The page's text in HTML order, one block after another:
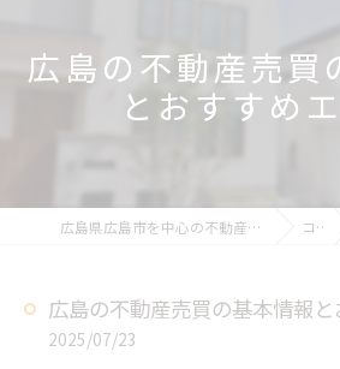
広島の不動産売買
とおすすめ
広島県広島市を中心の不動産売買なら中日ホーム販売有限会社 コラム
広島の不動産売買の基本情報
2025/07/23